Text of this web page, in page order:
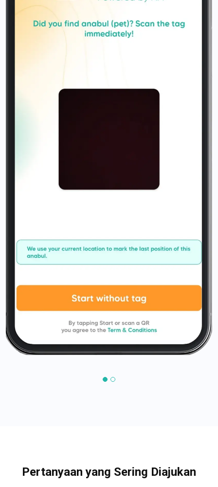
Pertanyaan yang Sering Diajukan